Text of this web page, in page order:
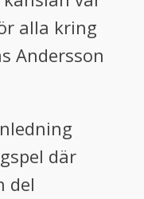
alla kring
Andersson
där
del